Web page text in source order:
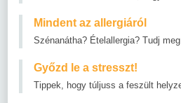
Mindent az allergiáról
Szénanátha? Ételallergia? Tudj
Győzd le a stresszt!
Tippek, hogy túljuss a feszült